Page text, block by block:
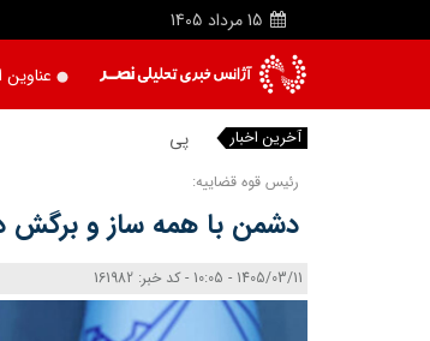
15 مرداد 1405
عناوین
آخرین اخبار پیمان فیض
رئیس قوه قضاییه:
دشمن با همه ساز و برگش در
1405/03/11 - 10:05 - کد خبر: 161982